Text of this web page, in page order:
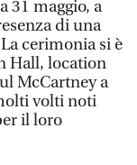
31 maggio, a
di una
cerimonia si è
Hall, location
McCartney a
volti noti
il loro